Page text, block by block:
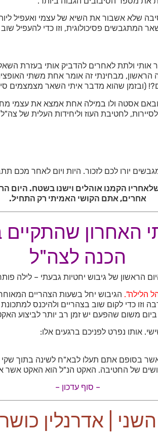
במקצה הראשון, אין סיבה שלא אשבור את השיא של
פסיכולוגית, וזו כדי להעפיל
אותי ולתת לאחרים להדביק אותי בעזרת
מבחינתי זה אומר אחת משתי
(ובזמן שהוא מדבר איתי השאר מצמצמים
ובאם אסטה ולו במילה אחת אמצא את עצמי
לחטיבת העוז וליחידות העלית של צה"ל
יורו לכם לזכור. היות ויום לאחר מכם
הקמנו אוהלים וישנו בשטח. היום
אחרים, אתם הקושי האמיתי רק התחיל.
האחרון
הכנה לצה"ל
הראשון של גיבוש יחטיות גבעתי – לילה
הלילה". הגיבוש יחל בשעות הצהריים
כדי לקום שוב בצהריים ולהיכנס
משום שהפעם יש זמן רב יותר לביצוע
אותו נפרט לפניכם ברגעים אלו:
בסופם אתם תעלו לבא"ח לשינה בתוך שקי
של החטיבה. האקט הנ"ל הוא האקט אשר
– סוף עדכון –
השני | אדרנלין